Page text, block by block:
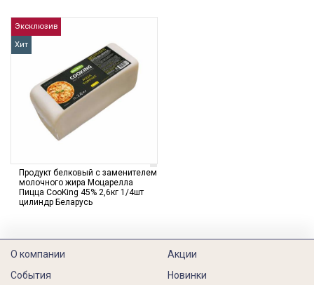
Эксклюзив
Хит
Продукт белковый с заменителем
молочного жира Моцарелла
Пицца CooKing 45% 2,6кг 1/4шт
цилиндр Беларусь
О компании
События
Акции
Новинки